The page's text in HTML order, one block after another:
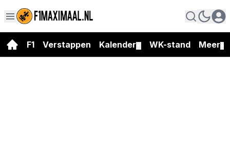
F1 Verstappen Kalender WK-stand Meer